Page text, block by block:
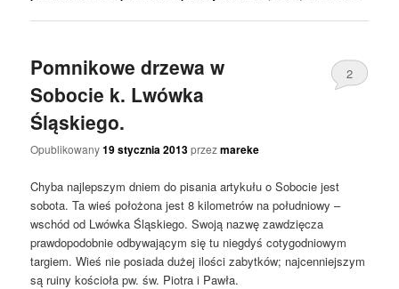
Pomnikowe drzewa w
Sobocie k. Lwówka
Śląskiego.
Opublikowany19 stycznia 2013przezmareke
2
Chyba najlepszym dniem do pisania artykułu o Sobocie jest
sobota. Ta wieś położona jest 8 kilometrów na południowy –
wschód od Lwówka Śląskiego. Swoją nazwę zawdzięcza
prawdopodobnie odbywającym się tu niegdyś cotygodniowym
targiem. Wieś nie posiada dużej ilości zabytków; najcenniejszym
są ruiny kościoła pw. św. Piotra i Pawła.